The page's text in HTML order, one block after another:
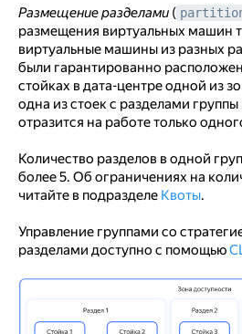
Размещение разделами (
размещения виртуальных машин
виртуальные машины из разных
были гарантированно
стойках в дата-центре одной из
одна из стоек с разделами группы
отразится на работе только
Количество разделов в одной
более 5. Об ограничениях на
читайте в подразделе Квоты.
Управление группами со
разделами доступно с помощью